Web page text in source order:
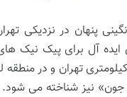
پنهان در نزدیکی
آل برای پیک نیک
این روستا که در ۴۰ کیلومتری تهران و
نیز شناخته می شود.